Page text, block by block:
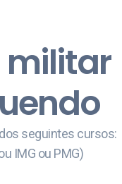
militar
seguintes cursos:
IMG ou PMG)